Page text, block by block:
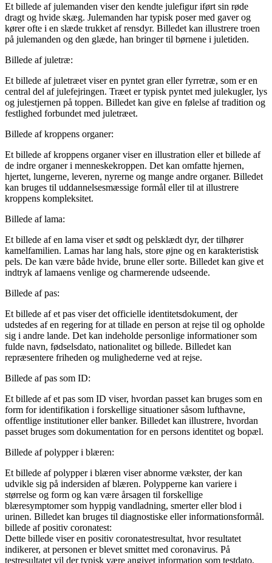
Et billede af julemanden viser den kendte julefigur iført sin røde
dragt og hvide skæg. Julemanden har typisk poser med gaver og
kører ofte i en slæde trukket af rensdyr. Billedet kan illustrere troen
på julemanden og den glæde, han bringer til børnene i juletiden.
Billede af juletræ:
Et billede af juletræet viser en pyntet gran eller fyrretræ, som er en
central del af julefejringen. Træet er typisk pyntet med julekugler, lys
og julestjernen på toppen. Billedet kan give en følelse af tradition og
festlighed forbundet med juletræet.
Billede af kroppens organer:
Et billede af kroppens organer viser en illustration eller et billede af
de indre organer i menneskekroppen. Det kan omfatte hjernen,
hjertet, lungerne, leveren, nyrerne og mange andre organer. Billedet
kan bruges til uddannelsesmæssige formål eller til at illustrere
kroppens kompleksitet.
Billede af lama:
Et billede af en lama viser et sødt og pelsklædt dyr, der tilhører
kamelfamilien. Lamas har lang hals, store øjne og en karakteristisk
pels. De kan være både hvide, brune eller sorte. Billedet kan give et
indtryk af lamaens venlige og charmerende udseende.
Billede af pas:
Et billede af et pas viser det officielle identitetsdokument, der
udstedes af en regering for at tillade en person at rejse til og opholde
sig i andre lande. Det kan indeholde personlige informationer som
fulde navn, fødselsdato, nationalitet og billede. Billedet kan
repræsentere friheden og mulighederne ved at rejse.
Billede af pas som ID:
Et billede af et pas som ID viser, hvordan passet kan bruges som en
form for identifikation i forskellige situationer såsom lufthavne,
offentlige institutioner eller banker. Billedet kan illustrere, hvordan
passet bruges som dokumentation for en persons identitet og bopæl.
Billede af polypper i blæren:
Et billede af polypper i blæren viser abnorme vækster, der kan
udvikle sig på indersiden af blæren. Polypperne kan variere i
størrelse og form og kan være årsagen til forskellige
blæresymptomer som hyppig vandladning, smerter eller blod i
urinen. Billedet kan bruges til diagnostiske eller informationsformål.
billede af positiv coronatest:
Dette billede viser en positiv coronatestresultat, hvor resultatet
indikerer, at personen er blevet smittet med coronavirus. På
testresultatet vil der typisk være angivet information som testdato,